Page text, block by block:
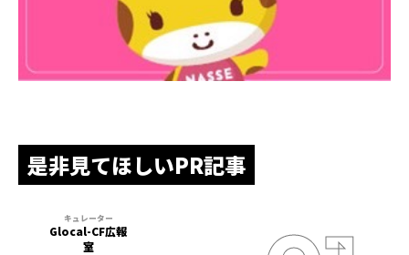
是非見てほしいPR記事
Glocal-CF広報
室